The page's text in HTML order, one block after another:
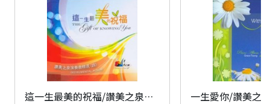
這一生最美的祝福/讚美之泉演奏曲精選(四) CD